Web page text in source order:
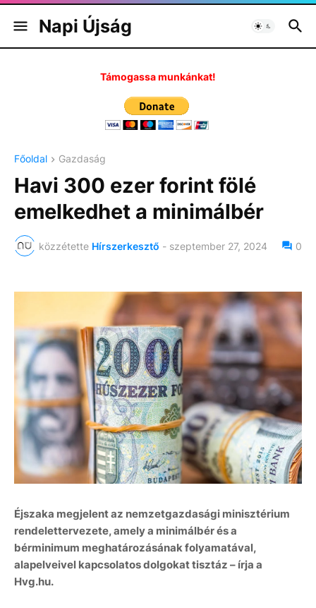
Napi Újság
Támogassa munkánkat!
Főoldal Gazdaság
Havi 300 ezer forint fölé
emelkedhet a minimálbér
közzétette Hírszerkesztő - szeptember 27, 2024 0
Éjszaka megjelent az nemzetgazdasági minisztérium
rendelettervezete, amely a minimálbér és a
bérminimum meghatározásának folyamatával,
alapelveivel kapcsolatos dolgokat tisztáz – írja a
Hvg.hu.